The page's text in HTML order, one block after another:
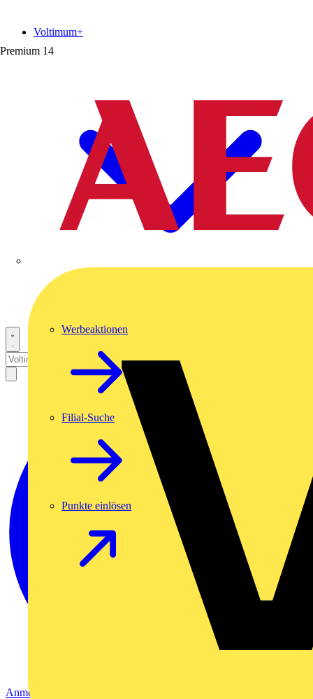
Premium 14
Voltimum+
Werbeaktionen
Filial-Suche
Punkte einlösen
Anmelden